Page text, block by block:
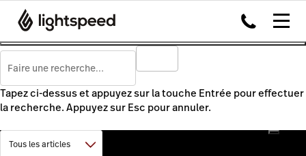
Tapez ci-dessus et appuyez sur la touche Entrée pour effectuer
la recherche. Appuyez sur Esc pour annuler.